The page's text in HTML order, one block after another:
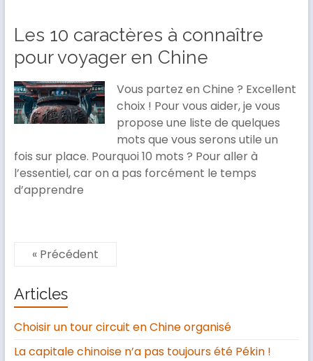
Les 10 caractères à connaître
pour voyager en Chine
Vous partez en Chine ? Excellent
choix ! Pour vous aider, je vous
propose une liste de quelques
mots que vous serons utile un
fois sur place. Pourquoi 10 mots ? Pour aller à
l’essentiel, car on a pas forcément le temps
d’apprendre
« Précédent
Articles
Choisir un tour circuit en Chine organisé
La capitale chinoise n’a pas toujours été Pékin !